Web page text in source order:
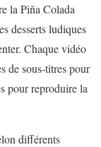
la Piña Colada
desserts ludiques
Chaque vidéo
de sous-titres pour
pour reproduire la
différents